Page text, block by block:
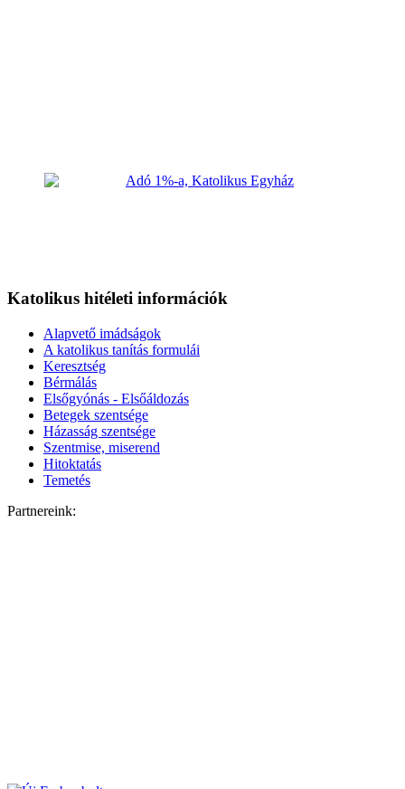
Katolikus hitéleti információk
Alapvető imádságok
A katolikus tanítás formulái
Keresztség
Bérmálás
Elsőgyónás - Elsőáldozás
Betegek szentsége
Házasság szentsége
Szentmise, miserend
Hitoktatás
Temetés
Partnereink: